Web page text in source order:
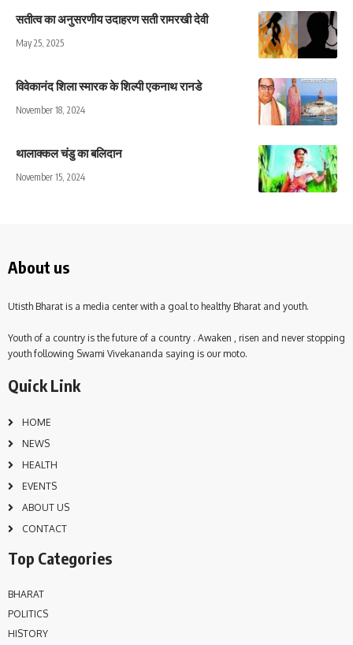
सतीत्व का अनुसरणीय उदाहरण सती रामरखी देवी
May 25, 2025
विवेकानंद शिला स्मारक के शिल्पी एकनाथ रानडे
November 18, 2024
थालाक्कल चंडु का बलिदान
November 15, 2024
About us
Utisth Bharat is a media center with a goal to healthy Bharat and youth.
Youth of a country is the future of a country . Awaken , risen and never stopping
youth following Swami Vivekananda saying is our moto.
Quick Link
HOME
NEWS
HEALTH
EVENTS
ABOUT US
CONTACT
Top Categories
BHARAT
POLITICS
HISTORY